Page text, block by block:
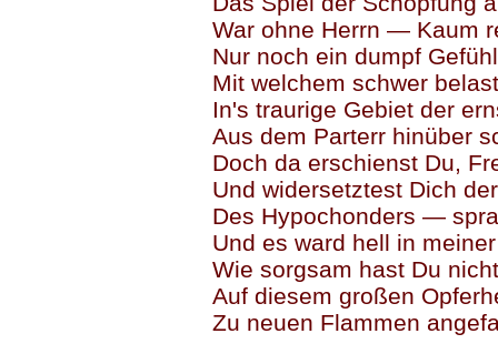
War ohne Herrn — Kaum
Nur noch ein dumpf
Mit welchem schwer
In's traurige Gebiet der
Aus dem Parterr hinüber
Doch da erschienst Du,
Und widersetztest Dich
Des Hypochonders —
Und es ward hell in
Wie sorgsam hast Du
Auf diesem großen
Zu neuen Flammen